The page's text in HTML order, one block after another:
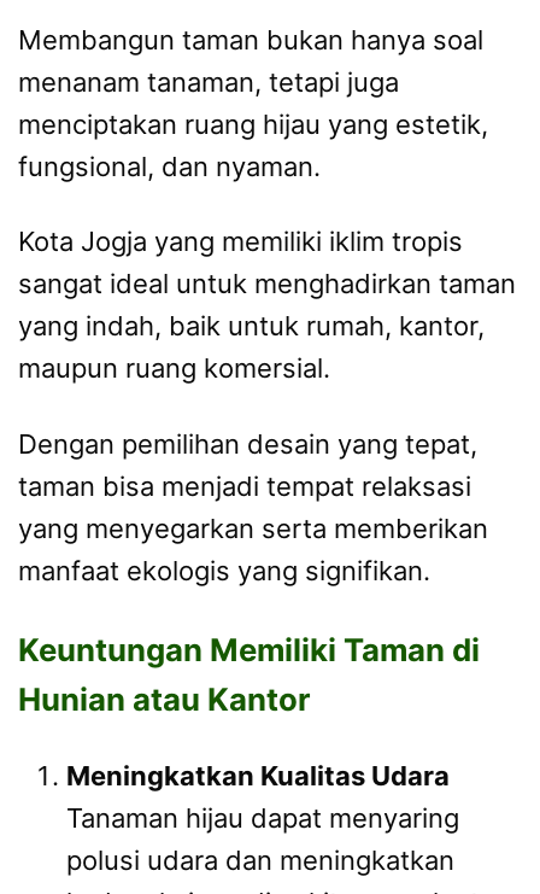
Membangun taman bukan hanya soal
menanam tanaman, tetapi juga
menciptakan ruang hijau yang estetik,
fungsional, dan nyaman.
Kota Jogja yang memiliki iklim tropis
sangat ideal untuk menghadirkan taman
yang indah, baik untuk rumah, kantor,
maupun ruang komersial.
Dengan pemilihan desain yang tepat,
taman bisa menjadi tempat relaksasi
yang menyegarkan serta memberikan
manfaat ekologis yang signifikan.
Keuntungan Memiliki Taman di
Hunian atau Kantor
Meningkatkan Kualitas Udara
Tanaman hijau dapat menyaring
polusi udara dan meningkatkan